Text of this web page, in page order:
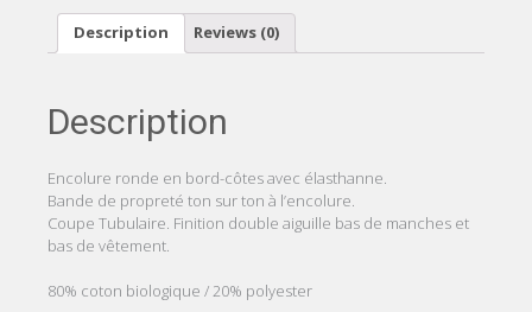
WINE
quantity
Description Reviews (0)
Description
Encolure ronde en bord-côtes avec élasthanne.
Bande de propreté ton sur ton à l’encolure.
Coupe Tubulaire. Finition double aiguille bas de manches et
bas de vêtement.
80% coton biologique / 20% polyester